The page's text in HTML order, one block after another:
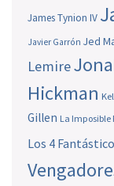
James Tynion IV
Javier Garrón Jed
Lemire
Hickman
Gillen La Imposible
Los 4